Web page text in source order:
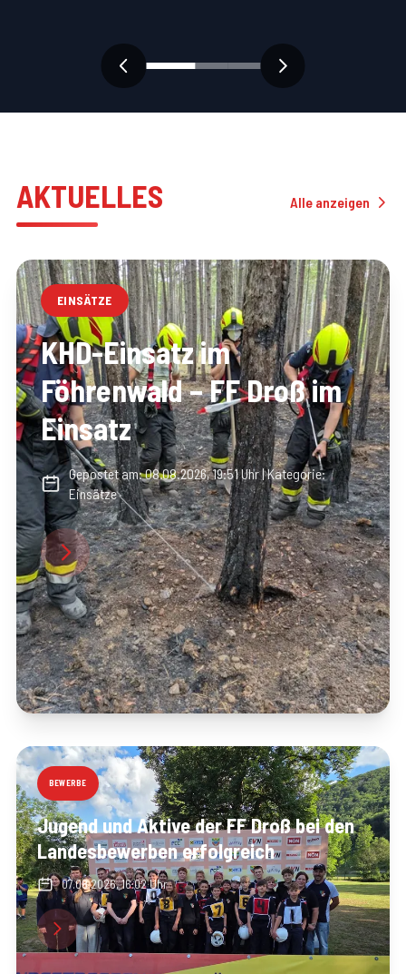
AKTUELLES Alle anzeigen
EINSÄTZE
KHD-Einsatz im
Föhrenwald – FF Droß im
Einsatz
Gepostet am:08.08.2026, 19:51 Uhr| Kategorie:
Einsätze
BEWERBE
Jugend und Aktive der FF Droß bei den
Landesbewerben erfolgreich
07.08.2026, 16:02 Uhr